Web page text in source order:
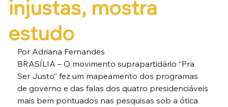
injustas, mostra
estudo
Por Adriana Fernandes
BRASÍLIA – O movimento suprapartidário “Pra
Ser Justo” fez um mapeamento dos programas
de governo e das falas dos quatro presidenciáveis
mais bem pontuados nas pesquisas sob a ótica